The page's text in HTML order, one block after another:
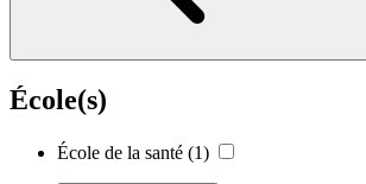
École(s)
École de la santé (1)